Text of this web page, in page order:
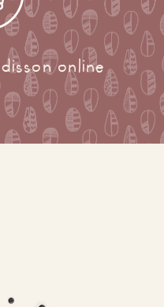
online